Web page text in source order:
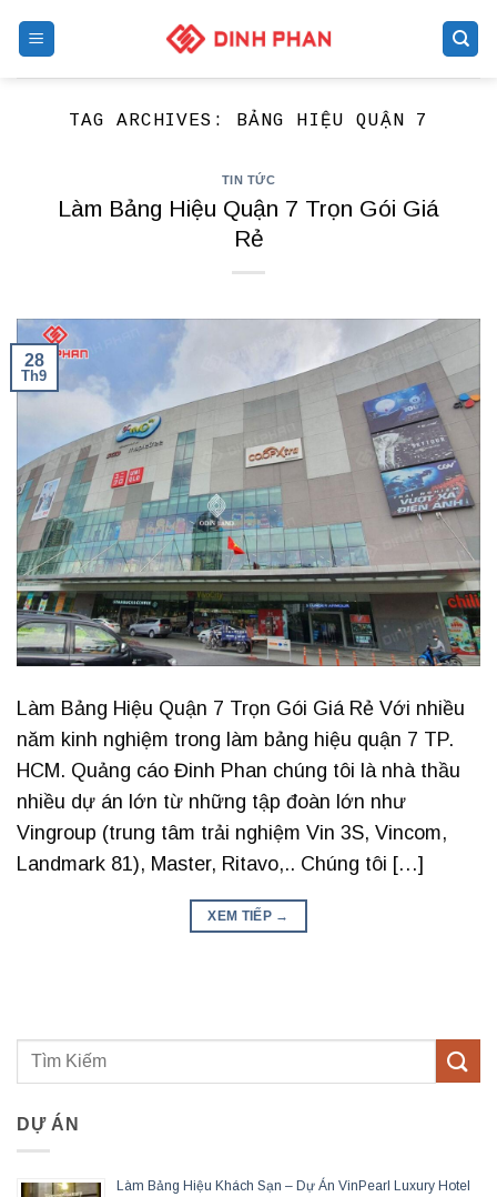
TAG ARCHIVES: BẢNG HIỆU QUẬN 7
TIN TỨC
Làm Bảng Hiệu Quận 7 Trọn Gói Giá
Rẻ
28
Th9
Làm Bảng Hiệu Quận 7 Trọn Gói Giá Rẻ Với nhiều
năm kinh nghiệm trong làm bảng hiệu quận 7 TP.
HCM. Quảng cáo Đinh Phan chúng tôi là nhà thầu
nhiều dự án lớn từ những tập đoàn lớn như
Vingroup (trung tâm trải nghiệm Vin 3S, Vincom,
Landmark 81), Master, Ritavo,.. Chúng tôi […]
XEM TIẾP →
DỰ ÁN
Làm Bảng Hiệu Khách Sạn – Dự Án VinPearl Luxury Hotel